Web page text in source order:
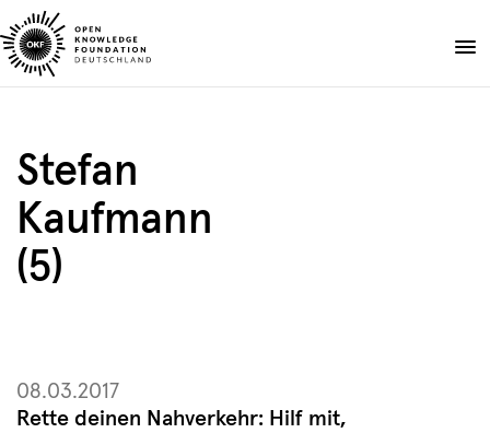
Skip
to
Publikationen
Stefan
Kaufmann
(5)
Rette deinen Nahverkehr: Hilf mit,
08.03.2017